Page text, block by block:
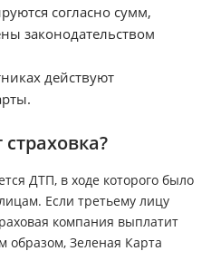
согласно сумм,
законодательством
действуют
ДТП, в ходе которого было
Если третьему лицу
компания выплатит
образом, Зеленая Карта